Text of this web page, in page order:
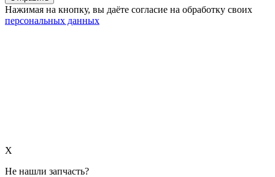
Нажимая на кнопку, вы даёте согласие на обработку своих
персональных данных
X
Не нашли запчасть?